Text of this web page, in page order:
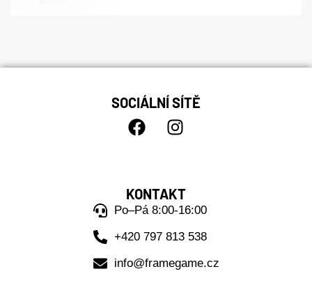
KONTAKT
Po–Pá 8:00-16:00
+420 797 813 538
info@framegame.cz
SOCIÁLNÍ SÍTĚ